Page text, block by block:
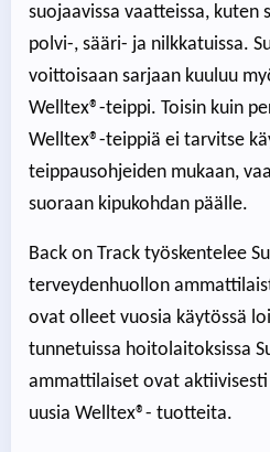
suojaavissa vaatteissa, kuten
polvi-, sääri- ja nilkkatuissa.
voittoisaan sarjaan kuuluu
Welltex®-teippi. Toisin kuin
Welltex®-teippiä ei tarvitse
teippausohjeiden mukaan,
suoraan kipukohdan päälle.
Back on Track työskentelee
terveydenhuollon
ovat olleet vuosia käytössä
tunnetuissa hoitolaitoksissa
ammattilaiset ovat
uusia Welltex®- tuotteita.